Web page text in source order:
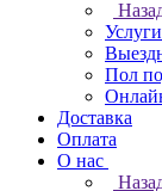
Услуги
Пол
Доставка
Оплата
О нас